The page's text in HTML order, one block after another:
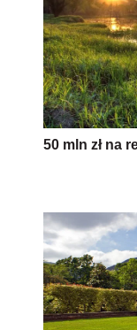
50 mln zł na